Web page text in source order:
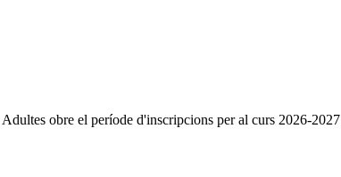
obre el període d'inscripcions per al curs 2026-2027